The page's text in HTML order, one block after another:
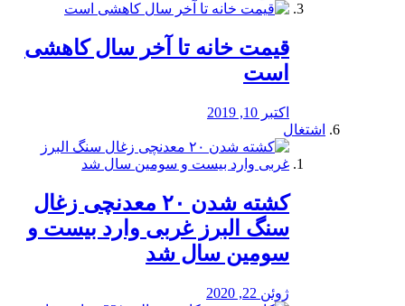
قیمت خانه تا آخر سال کاهشی
است
اکتبر 10, 2019
اشتغال
کشته شدن ۲۰ معدنچی زغال
سنگ البرز غربی وارد بیست و
سومین سال شد
ژوئن 22, 2020